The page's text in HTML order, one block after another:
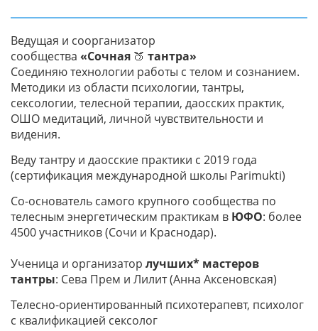
Ведущая и соорганизатор
сообщества «Сочная 🍑 тантра»
Соединяю технологии работы с телом и сознанием.
Методики из области психологии, тантры,
сексологии, телесной терапии, даосских практик,
ОШО медитаций, личной чувствительности и
видения.
Веду тантру и даосские практики с 2019 года
(сертификация международной школы Parimukti)
Со-основатель самого крупного сообщества по
телесным энергетическим практикам в ЮФО: более
4500 участников (Сочи и Краснодар).
Ученица и организатор лучших* мастеров
тантры: Сева Прем и Лилит (Анна Аксеновская)
Телесно-ориентированный психотерапевт, психолог
с квалификацией сексолог